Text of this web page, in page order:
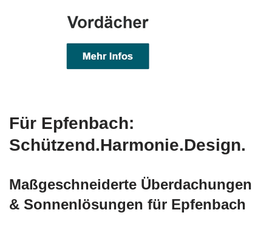
Für Epfenbach:
Schützend.Harmonie.Design.
Maßgeschneiderte Überdachungen
& Sonnenlösungen für Epfenbach